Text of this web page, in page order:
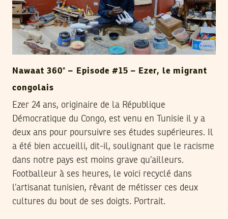
Nawaat 360° – Episode #15 – Ezer, le migrant
congolais
Ezer 24 ans, originaire de la République
Démocratique du Congo, est venu en Tunisie il y a
deux ans pour poursuivre ses études supérieures. Il
a été bien accueilli, dit-il, soulignant que le racisme
dans notre pays est moins grave qu’ailleurs.
Footballeur à ses heures, le voici recyclé dans
l’artisanat tunisien, rêvant de métisser ces deux
cultures du bout de ses doigts. Portrait.